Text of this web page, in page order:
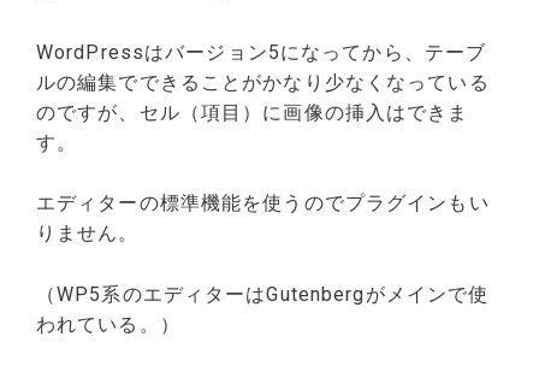
WordPressはバージョン5になってから、テーブ
ルの編集でできることがかなり少なくなっている
のですが、セル（項目）に画像の挿入はできま
す。
エディターの標準機能を使うのでプラグインもい
りません。
（WP5系のエディターはGutenbergがメインで使
われている。）